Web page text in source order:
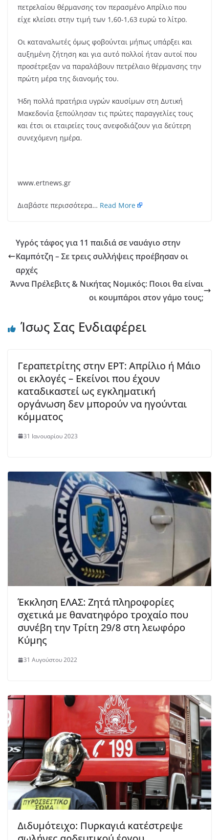
πετρελαίου θέρμανσης τον περασμένο Απρίλιο που
είχε κλείσει στην τιμή των 1,60-1,63 ευρώ το λίτρο.
Οι καταναλωτές όμως φοβούνται μήπως υπάρξει και
αυξημένη ζήτηση και για αυτό πολλοί ήταν αυτοί που
προσέτρεξαν να παραλάβουν πετρέλαιο θέρμανσης την
πρώτη μέρα της διανομής του.
Ήδη πολλά πρατήρια υγρών καυσίμων στη Δυτική
Μακεδονία ξεπούλησαν τις πρώτες παραγγελίες τους
και έτσι οι εταιρείες τους ανεφοδιάζουν για δεύτερη
συνεχόμενη ημέρα.
www.ertnews.gr
Διαβάστε περισσότερα… Read More
Υγρός τάφος για 11 παιδιά σε ναυάγιο στην
Καμπότζη – Σε τρεις συλλήψεις προέβησαν οι
αρχές
Άννα Πρέλεβιτς & Νικήτας Νομικός: Ποιοι θα είναι
οι κουμπάροι στον γάμο τους;
Ίσως Σας Ενδιαφέρει
Γεραπετρίτης στην ΕΡΤ: Απρίλιο ή Μάιο
οι εκλογές – Εκείνοι που έχουν
καταδικαστεί ως εγκληματική
οργάνωση δεν μπορούν να ηγούνται
κόμματος
31 Ιανουαρίου 2023
Έκκληση ΕΛΑΣ: Ζητά πληροφορίες
σχετικά με θανατηφόρο τροχαίο που
συνέβη την Τρίτη 29/8 στη λεωφόρο
Κύμης
31 Αυγούστου 2022
Διδυμότειχο: Πυρκαγιά κατέστρεψε